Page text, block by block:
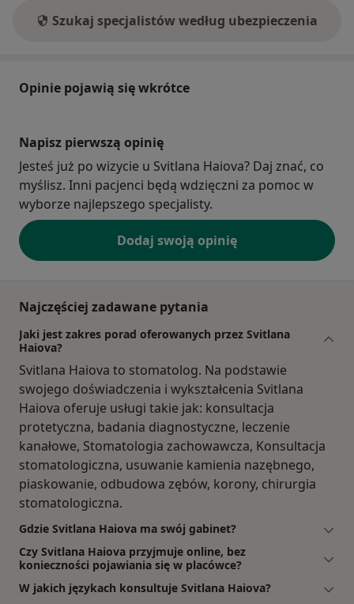
Szukaj specjalistów według ubezpieczenia
Opinie pojawią się wkrótce
Napisz pierwszą opinię
Jesteś już po wizycie u Svitlana Haiova? Daj znać, co
myślisz. Inni pacjenci będą wdzięczni za pomoc w
wyborze najlepszego specjalisty.
Dodaj swoją opinię
Najczęściej zadawane pytania
Jaki jest zakres porad oferowanych przez Svitlana
Haiova?
Svitlana Haiova to stomatolog. Na podstawie
swojego doświadczenia i wykształcenia Svitlana
Haiova oferuje usługi takie jak: konsultacja
protetyczna, badania diagnostyczne, leczenie
kanałowe, Stomatologia zachowawcza, Konsultacja
stomatologiczna, usuwanie kamienia nazębnego,
piaskowanie, odbudowa zębów, korony, chirurgia
stomatologiczna.
Gdzie Svitlana Haiova ma swój gabinet?
Czy Svitlana Haiova przyjmuje online, bez
konieczności pojawiania się w placówce?
W jakich językach konsultuje Svitlana Haiova?